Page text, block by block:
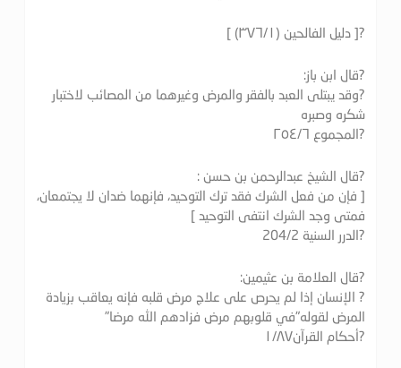
?[ دليل الفالحين (٣٧٦/۱) ]
?قال ابن باز:
?وقد يبتلى العبد بالفقر والمرض وغيرهما من المصائب لاختبار
شكره وصبره
?المجموع ٢٥٤/٦
?قال الشيخ عبدالرحمن بن حسن :
[ فإن من فعل الشرك فقد ترك التوحيد، فإنهما ضدان لا يجتمعان،
فمتى وجد الشرك انتفى التوحيد ]
?الدرر السنية 204/2
?قال العلامة بن عثيمين:
? الإنسان إذا لم يحرص على علاج مرض قلبه فإنه يعاقب بزيادة
المرض لقوله"في قلوبهم مرض فزادهم الله مرضا"
?أحكام القرآن١/٨٧